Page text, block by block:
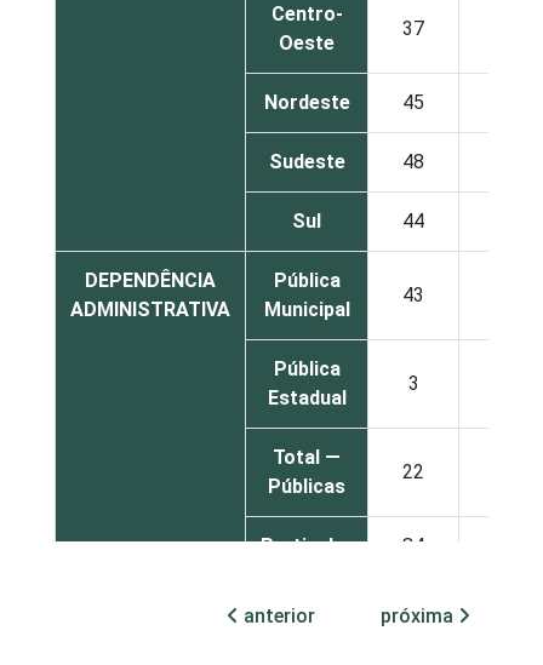
Centro-
Oeste
37
Nordeste 45
Sudeste 48
Sul 44
DEPENDÊNCIA
ADMINISTRATIVA
Pública
Municipal
43
Pública
Estadual
3
Total —
Públicas
22
Particular 84
¹ Base: 939 escolas. Dados coletados entre
anterior próxima